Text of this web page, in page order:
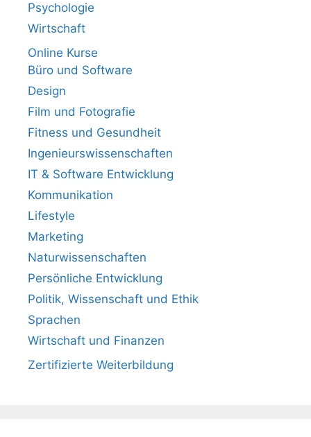
Psychologie
Wirtschaft
Online Kurse
Büro und Software
Design
Film und Fotografie
Fitness und Gesundheit
Ingenieurswissenschaften
IT & Software Entwicklung
Kommunikation
Lifestyle
Marketing
Naturwissenschaften
Persönliche Entwicklung
Politik, Wissenschaft und Ethik
Sprachen
Wirtschaft und Finanzen
Zertifizierte Weiterbildung